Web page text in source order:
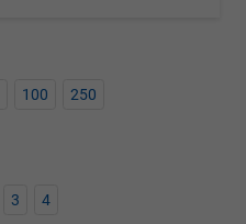
100 250
3 4